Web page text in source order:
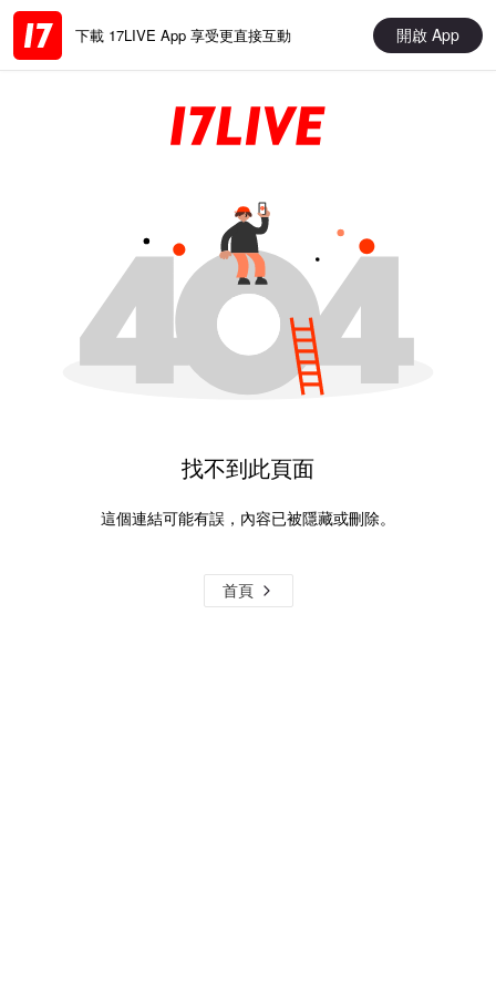
下載 17LIVE App 享受更直接互動 開啟 App
找不到此頁面
這個連結可能有誤，內容已被隱藏或刪除。
首頁